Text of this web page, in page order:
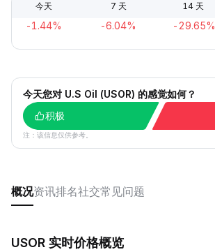
今天 7 天 14 天
-1.44% -6.04% -29.65%
今天您对 U.S Oil (USOR) 的感觉如何？
积极
注：该信息仅供参考。
概况资讯排名社交常见问题
USOR 实时价格概览